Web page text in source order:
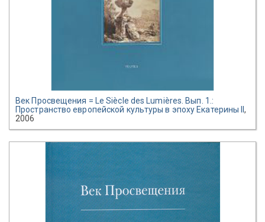
Век Просвещения = Le Siècle des Lumières. Вып. 1.:
Пространство европейской культуры в эпоху Екатерины II,
2006